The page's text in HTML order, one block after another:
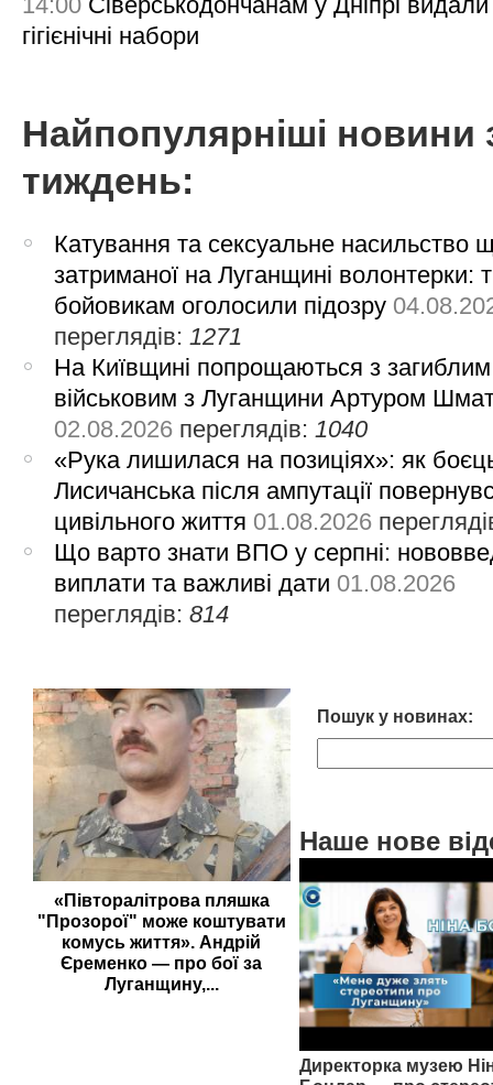
гігієнічні набори
Найпопулярніші новини
тиждень:
Катування та сексуальне насильство
затриманої на Луганщині волонтерки:
бойовикам оголосили підозру
переглядів:1271
На Київщині попрощаються з загиблим
військовим з Луганщини Артуром
02.08.2026 переглядів:1040
«Рука лишилася на позиціях»: як
Лисичанська після ампутації
цивільного життя 01.08.2026
Що варто знати ВПО у серпні:
виплати та важливі дати 01.08.2026
переглядів:814
«Півторалітрова пляшка
"Прозорої" може коштувати
комусь життя». Андрій
Єременко — про бої за
Луганщину,...
Пошук у новинах:
Наше нове
Директорка музею